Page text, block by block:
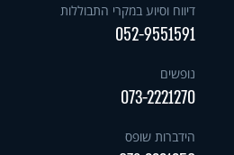
דיווח וסיוע במקרי התבוללות
052-9551591
נופשים
073-2221270
הידברות שופס